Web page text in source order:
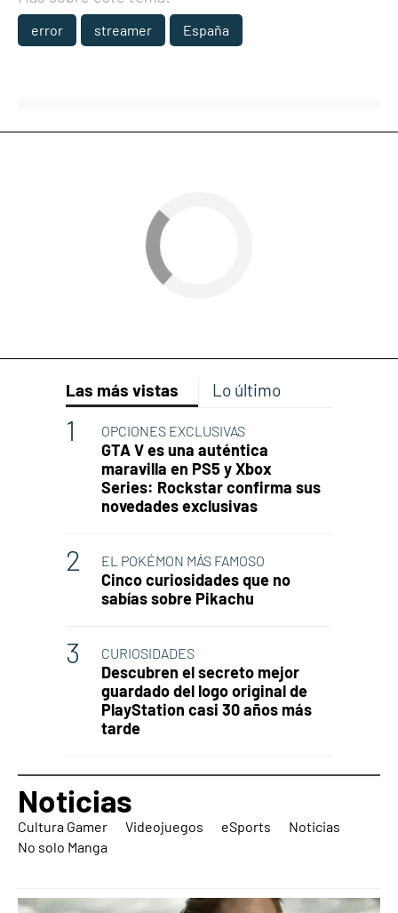
error streamer España
Las más vistas Lo último
OPCIONES EXCLUSIVAS
GTA V es una auténtica
maravilla en PS5 y Xbox
Series: Rockstar confirma sus
novedades exclusivas
EL POKÉMON MÁS FAMOSO
Cinco curiosidades que no
sabías sobre Pikachu
CURIOSIDADES
Descubren el secreto mejor
guardado del logo original de
PlayStation casi 30 años más
tarde
Noticias
Cultura Gamer Videojuegos eSports
Noticias
No solo Manga